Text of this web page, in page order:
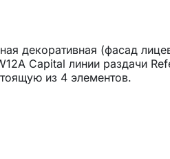
декоративная (фасад
Capital линии раздачи
из 4 элементов.